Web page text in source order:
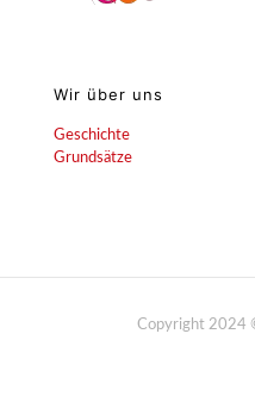
Wir über uns
Geschichte
Grundsätze
Copyright 2024